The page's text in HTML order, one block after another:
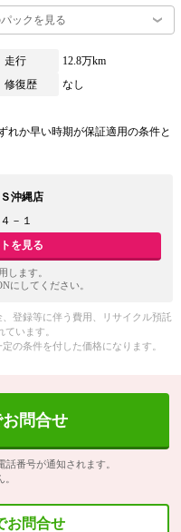
ックを見る
走行
12.8万km
修復歴
なし
れか早い時期が保証適用の条件と
沖縄店
－１
を見る
します。
にしてください。
登録等に伴う費用、リサイクル預託
います。
の条件を付した価格になります。
お問合せ
番号が通知されます。
お問合せ